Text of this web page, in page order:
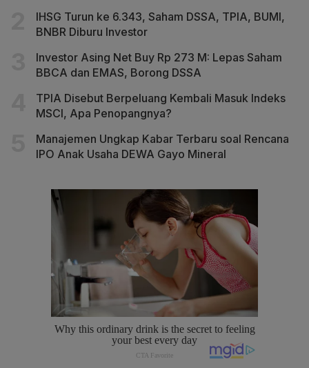
IHSG Turun ke 6.343, Saham DSSA, TPIA, BUMI,
BNBR Diburu Investor
Investor Asing Net Buy Rp 273 M: Lepas Saham
BBCA dan EMAS, Borong DSSA
TPIA Disebut Berpeluang Kembali Masuk Indeks
MSCI, Apa Penopangnya?
Manajemen Ungkap Kabar Terbaru soal Rencana
IPO Anak Usaha DEWA Gayo Mineral